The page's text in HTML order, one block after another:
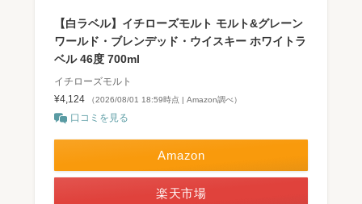
【白ラベル】イチローズモルト モルト&グレーン
ワールド・ブレンデッド・ウイスキー ホワイトラ
ベル 46度 700ml
イチローズモルト
¥4,124
（2026/08/01 18:59時点 | Amazon調べ）
口コミを見る
Amazon
楽天市場